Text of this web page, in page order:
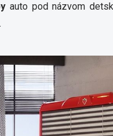
auto pod názvom